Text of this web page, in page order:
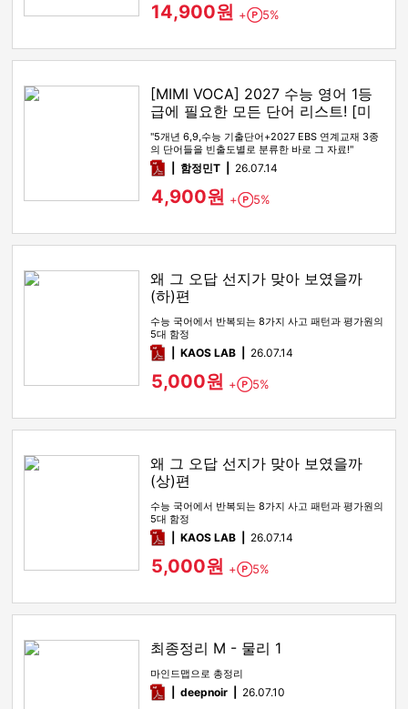
14,900원 + Point
5%
[MIMI VOCA] 2027 수능 영어 1등
급에 필요한 모든 단어 리스트! [미
미보카]
"5개년 6,9,수능 기출단어+2027 EBS 연계교재 3종
의 단어들을 빈출도별로 분류한 바로 그 자료!"
pdf함정민T 26.07.14
4,900원 + Point
5%
왜 그 오답 선지가 맞아 보였을까
(하)편
수능 국어에서 반복되는 8가지 사고 패턴과 평가원의
5대 함정
pdfKAOS LAB 26.07.14
5,000원 + Point
5%
왜 그 오답 선지가 맞아 보였을까
(상)편
수능 국어에서 반복되는 8가지 사고 패턴과 평가원의
5대 함정
pdfKAOS LAB 26.07.14
5,000원 + Point
5%
최종정리 M - 물리 1
마인드맵으로 총정리
pdfdeepnoir 26.07.10